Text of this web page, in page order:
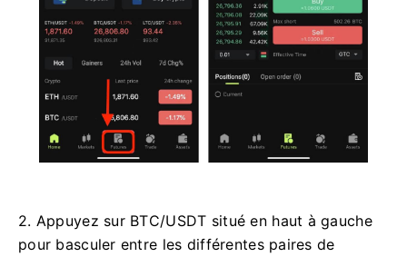
2. Appuyez sur BTC/USDT situé en haut à gauche
pour basculer entre les différentes paires de